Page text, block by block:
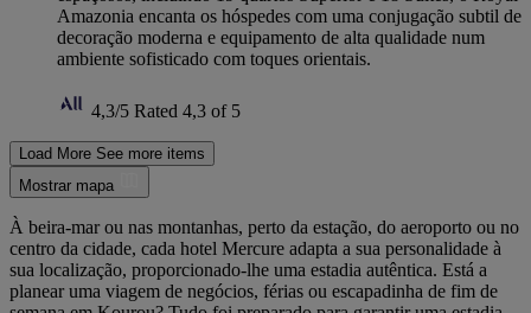
Amazonia encanta os hóspedes com uma conjugação subtil de
decoração moderna e equipamento de alta qualidade num
ambiente sofisticado com toques orientais.
4,3/5 Rated 4,3 of 5
Load More See more items
Mostrar mapa
À beira-mar ou nas montanhas, perto da estação, do aeroporto ou no
centro da cidade, cada hotel Mercure adapta a sua personalidade à
sua localização, proporcionado-lhe uma estadia autêntica. Está a
planear uma viagem de negócios, férias ou escapadinha de fim de